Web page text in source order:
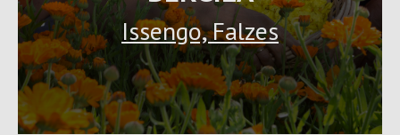
Issengo, Falzes